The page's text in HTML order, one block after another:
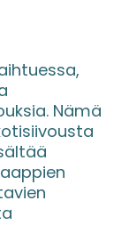
Nämä